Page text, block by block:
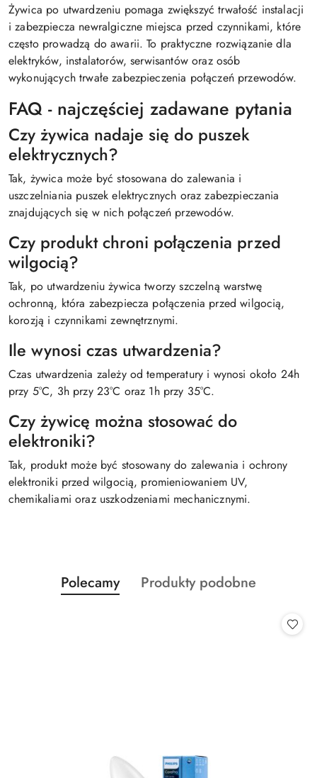
Żywica po utwardzeniu pomaga zwiększyć trwałość instalacji
i zabezpiecza newralgiczne miejsca przed czynnikami, które
często prowadzą do awarii. To praktyczne rozwiązanie dla
elektryków, instalatorów, serwisantów oraz osób
wykonujących trwałe zabezpieczenia połączeń przewodów.
FAQ - najczęściej zadawane pytania
Czy żywica nadaje się do puszek
elektrycznych?
Tak, żywica może być stosowana do zalewania i
uszczelniania puszek elektrycznych oraz zabezpieczania
znajdujących się w nich połączeń przewodów.
Czy produkt chroni połączenia przed
wilgocią?
Tak, po utwardzeniu żywica tworzy szczelną warstwę
ochronną, która zabezpiecza połączenia przed wilgocią,
korozją i czynnikami zewnętrznymi.
Ile wynosi czas utwardzenia?
Czas utwardzenia zależy od temperatury i wynosi około 24h
przy 5°C, 3h przy 23°C oraz 1h przy 35°C.
Czy żywicę można stosować do
elektroniki?
Tak, produkt może być stosowany do zalewania i ochrony
elektroniki przed wilgocią, promieniowaniem UV,
chemikaliami oraz uszkodzeniami mechanicznymi.
Pomiń karuzelę produktów
Produkty
o
Polecamy
Produkty
Produkty podobne